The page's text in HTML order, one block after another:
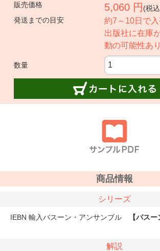
販売価格
5,060 円 (税
発送までの目安
約7～10日で
出版社に在庫
動の可能性あり
数量
商品情報
シリーズ
IEBN 輸入バスーン・アンサンブル 【バス
解説